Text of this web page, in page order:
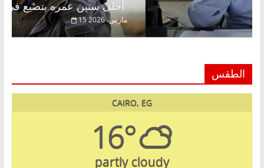
أحلى سنين عمره بتضيع في السجن
15 مارس، 2026
الطقس
CAIRO, EG
16°
partly cloudy